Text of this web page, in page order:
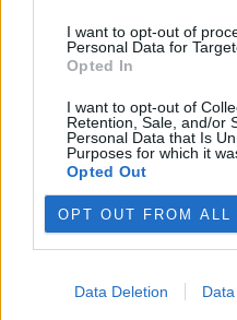
I want to opt-out of
Personal Data for
Opted In
I want to opt-out of
Retention, Sale, and/or
Personal Data that Is
Purposes for which it
Opted Out
OPT OUT FROM ALL
Data Deletion
do Pardubic. Veřejnost může
životní prostředí poslat
Kilian Kaminski: Evropa
Budou ale opravy
1.8.2026
Diskuse: 41